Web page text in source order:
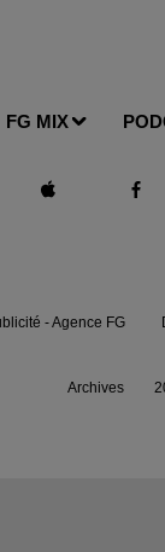
FG MIX
- Agence FG
Archives